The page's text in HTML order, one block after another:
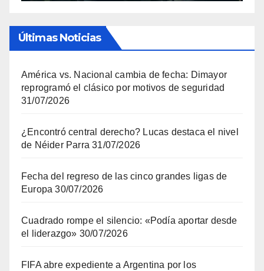
Últimas Noticias
América vs. Nacional cambia de fecha: Dimayor
reprogramó el clásico por motivos de seguridad
31/07/2026
¿Encontró central derecho? Lucas destaca el nivel
de Néider Parra 31/07/2026
Fecha del regreso de las cinco grandes ligas de
Europa 30/07/2026
Cuadrado rompe el silencio: «Podía aportar desde
el liderazgo» 30/07/2026
FIFA abre expediente a Argentina por los